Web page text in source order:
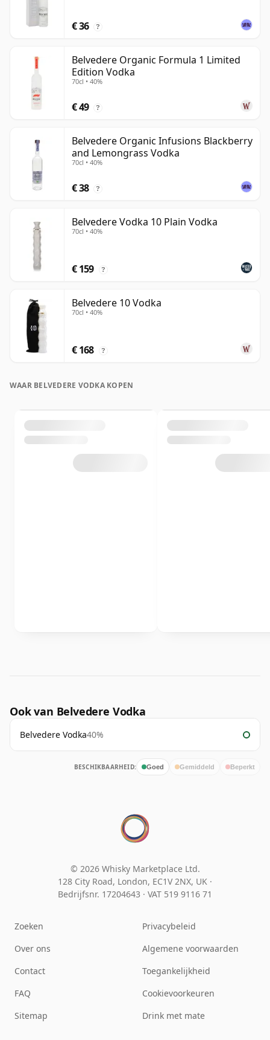
€ 36 ?
Belvedere Organic Formula 1 Limited
Edition Vodka
70cl • 40%
€ 49 ?
Belvedere Organic Infusions Blackberry
and Lemongrass Vodka
70cl • 40%
€ 38 ?
Belvedere Vodka 10 Plain Vodka
70cl • 40%
€ 159 ?
Belvedere 10 Vodka
70cl • 40%
€ 168 ?
WAAR BELVEDERE VODKA KOPEN
Ook van Belvedere Vodka
Belvedere Vodka40%
BESCHIKBAARHEID: Goed Gemiddeld Beperkt
© 2026 Whisky Marketplace Ltd.
128 City Road, London, EC1V 2NX, UK ·
Bedrijfsnr. 17204643 · VAT 519 9116 71
Zoeken
Over ons
Contact
FAQ
Sitemap
Privacybeleid
Algemene voorwaarden
Toegankelijkheid
Cookievoorkeuren
Drink met mate